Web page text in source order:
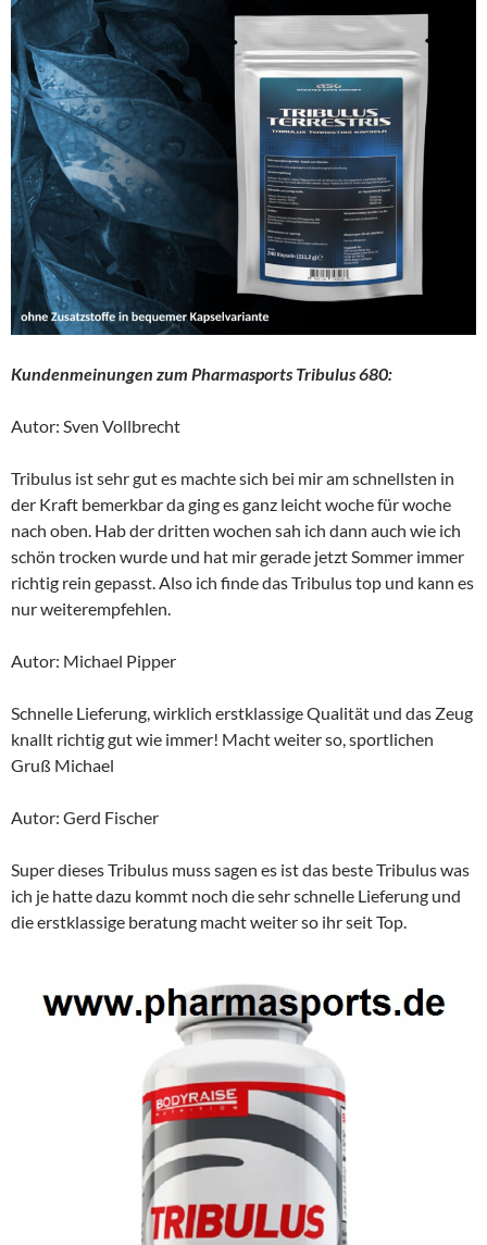
Kundenmeinungen zum Pharmasports Tribulus 680:
Autor: Sven Vollbrecht
Tribulus ist sehr gut es machte sich bei mir am schnellsten in
der Kraft bemerkbar da ging es ganz leicht woche für woche
nach oben. Hab der dritten wochen sah ich dann auch wie ich
schön trocken wurde und hat mir gerade jetzt Sommer immer
richtig rein gepasst. Also ich finde das Tribulus top und kann es
nur weiterempfehlen.
Autor: Michael Pipper
Schnelle Lieferung, wirklich erstklassige Qualität und das Zeug
knallt richtig gut wie immer! Macht weiter so, sportlichen
Gruß Michael
Autor: Gerd Fischer
Super dieses Tribulus muss sagen es ist das beste Tribulus was
ich je hatte dazu kommt noch die sehr schnelle Lieferung und
die erstklassige beratung macht weiter so ihr seit Top.